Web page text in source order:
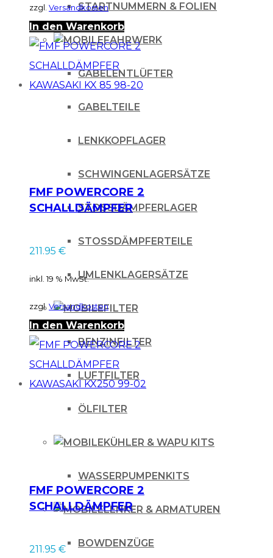
STARTNUMMERN & FOLIEN
FAHRWERK
GABELENTLÜFTER
GABELTEILE
LENKKOPFLAGER
SCHWINGENLAGERSÄTZE
STOSSDÄMPFERLAGER
STOSSDÄMPFERTEILE
UMLENKLAGERSÄTZE
FILTER
BENZINFILTER
LUFTFILTER
ÖLFILTER
KÜHLER & WAPU KITS
WASSERPUMPENKITS
LENKER & ARMATUREN
BOWDENZÜGE
zzgl. Versandkosten
In den Warenkorb
FMF POWERCORE 2
SCHALLDÄMPFER
211.95 €
inkl. 19 % MwSt.
zzgl.Versandkosten
In den Warenkorb
FMF POWERCORE 2
SCHALLDÄMPFER
211.95 €